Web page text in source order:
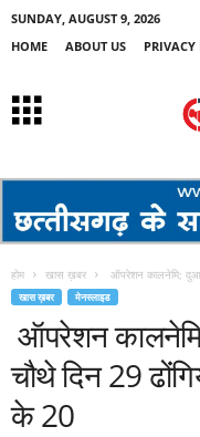
SUNDAY, AUGUST 9, 2026
HOME
ABOUT US PRIVACY
होम खास ख़बर ऑपरेशन कालनेमि; दुआ
खास ख़बर मेनस्लाइड
ऑपरेशन
चौथे दिन 29
के 20